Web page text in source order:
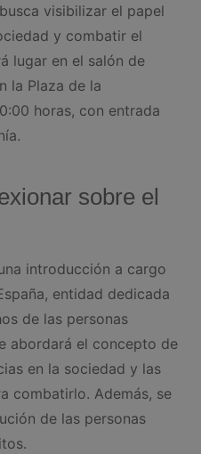
visibilizar el papel
y combatir el
lugar en el salón de
la Plaza de la
horas, con entrada
sobre el
introducción a cargo
entidad dedicada
de las personas
abordará el concepto de
en la sociedad y las
combatirlo. Además, se
de las personas